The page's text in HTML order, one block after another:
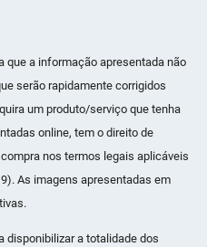
a informação apresentada não
serão rapidamente corrigidos
um produto/serviço que tenha
online, tem o direito de
nos termos legais aplicáveis
As imagens apresentadas em
a totalidade dos